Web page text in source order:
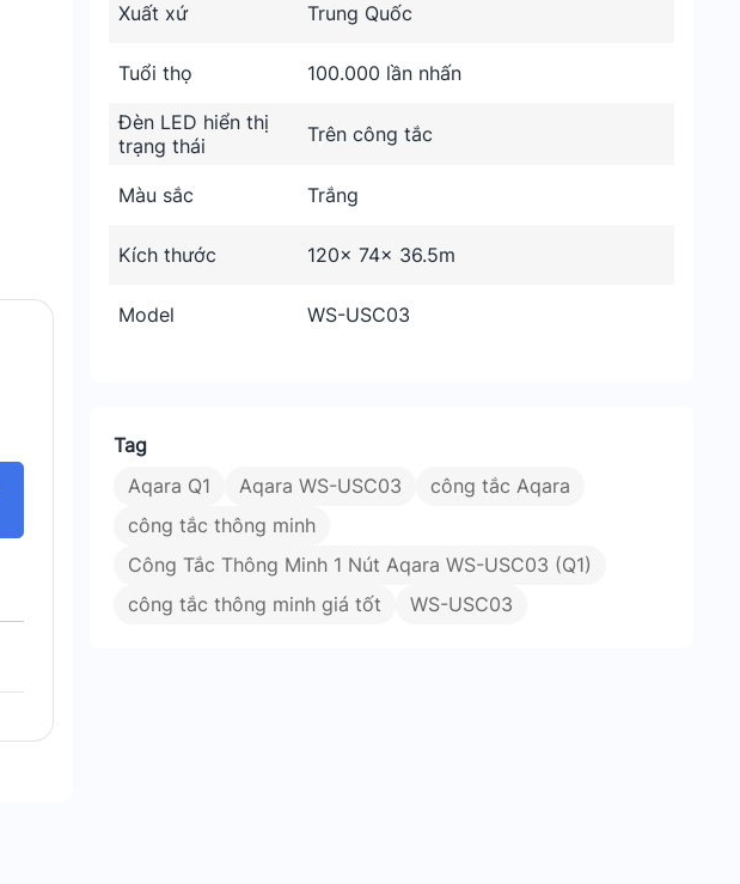
Xuất xứ Trung Quốc
Tuổi thọ 100.000 lần nhấn
Đèn LED hiển thị
trạng thái
Trên công tắc
Màu sắc Trắng
Kích thước 120x 74x 36.5m
Model WS-USC03
Tag
Aqara Q1
Aqara WS-USC03
công tắc Aqara
công tắc thông minh
Công Tắc Thông Minh 1 Nút Aqara WS-USC03 (Q1)
công tắc thông minh giá tốt
WS-USC03